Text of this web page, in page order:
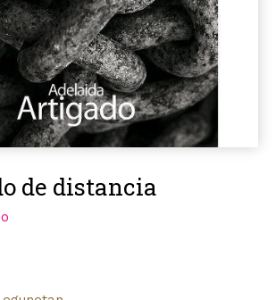
de distancia